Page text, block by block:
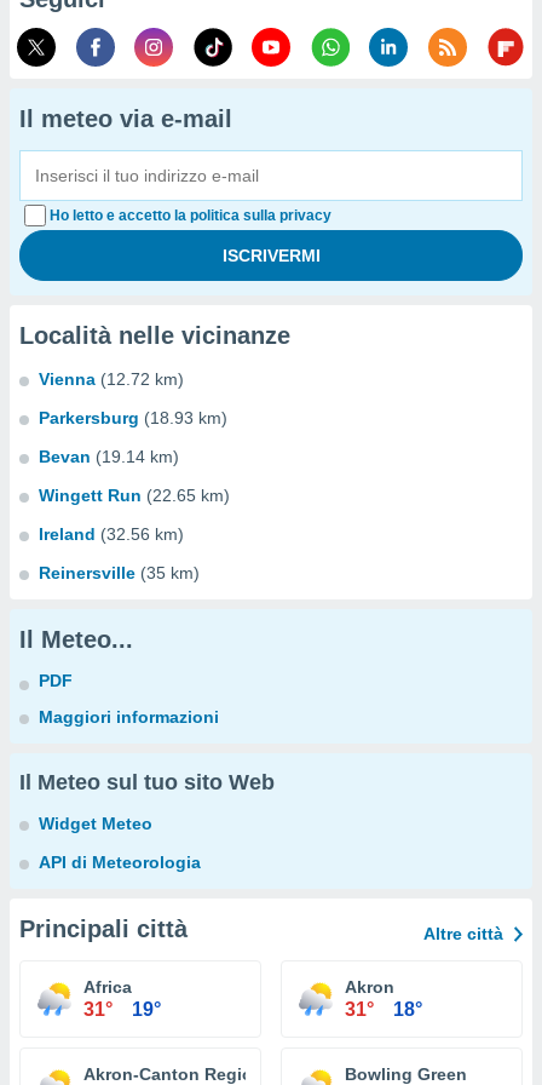
Il meteo via e-mail
Ho letto e accetto la politica sulla privacy
Località nelle vicinanze
Vienna (12.72 km)
Parkersburg (18.93 km)
Bevan (19.14 km)
Wingett Run (22.65 km)
Ireland (32.56 km)
Reinersville (35 km)
Il Meteo...
PDF
Maggiori informazioni
Il Meteo sul tuo sito Web
Widget Meteo
API di Meteorologia
Principali città Altre città
Africa
31° 19°
Akron
31° 18°
Akron-Canton Regional Airport Bowling Green